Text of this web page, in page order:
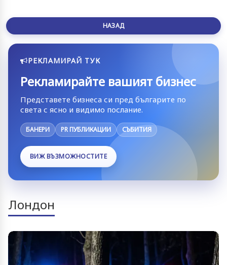
НАЗАД
РЕКЛАМИРАЙ ТУК
Рекламирайте вашият бизнес
Представете бизнеса си пред българите по
света с ясно и видимо послание.
БАНЕРИ PR ПУБЛИКАЦИИ СЪБИТИЯ
ВИЖ ВЪЗМОЖНОСТИТЕ
Лондон